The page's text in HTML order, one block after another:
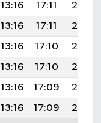
13:16 17:11
20:30
13:16 17:11
20:29
13:16 17:10
20:27
13:16 17:10
20:26
13:16 17:09
20:25
13:16 17:09
20:24